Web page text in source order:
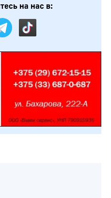
на нас в: